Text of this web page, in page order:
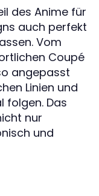
des Anime für
auch perfekt
Vom
Coupé
angepasst
Linien und
folgen. Das
nur
und